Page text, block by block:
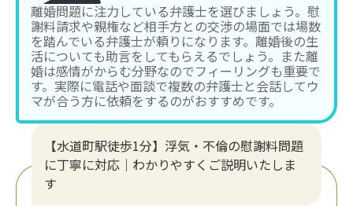
離婚問題に注力している弁護士を選びましょう。慰
謝料請求や親権など相手方との交渉の場面では場数
を踏んでいる弁護士が頼りになります。離婚後の生
活についても助言をしてもらえるでしょう。また離
婚は感情がからむ分野なのでフィーリングも重要で
す。実際に電話や面談で複数の弁護士と会話してウ
マが合う方に依頼をするのがおすすめです。
【水道町駅徒歩1分】浮気・不倫の慰謝料問題
に丁寧に対応｜わかりやすくご説明いたしま
す